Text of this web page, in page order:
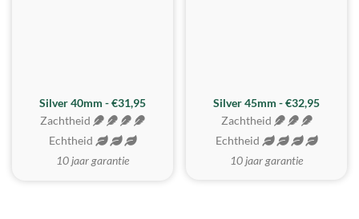
Silver 40mm - €31,95
Zachtheid
Echtheid
10 jaar garantie
MEEST GEKOZEN
Silver 45mm - €32,95
Zachtheid
Echtheid
10 jaar garantie